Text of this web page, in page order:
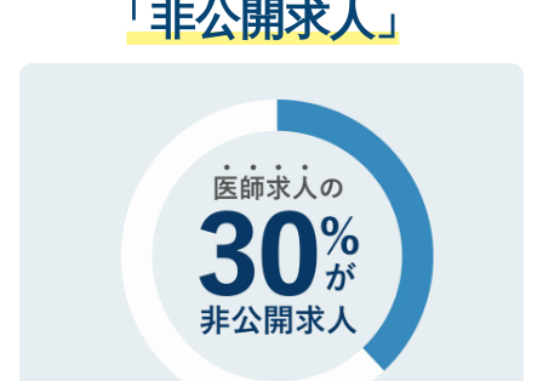
る、プライバシーマークを取得済みです。
で、機密保持に関してもご安心ください。
させていただきます。すぐにご転職をされ
ない方には、長期的なサポートが可能です
ので、まずはご登録ください。
「非公開求人」